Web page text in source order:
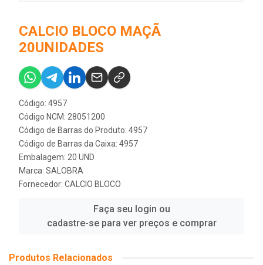
CALCIO BLOCO MAÇÃ
20UNIDADES
Código: 4957
Código NCM: 28051200
Código de Barras do Produto: 4957
Código de Barras da Caixa: 4957
Embalagem: 20 UND
Marca: SALOBRA
Fornecedor: CALCIO BLOCO
Faça seu login ou
cadastre-se para ver preços e comprar
Produtos Relacionados